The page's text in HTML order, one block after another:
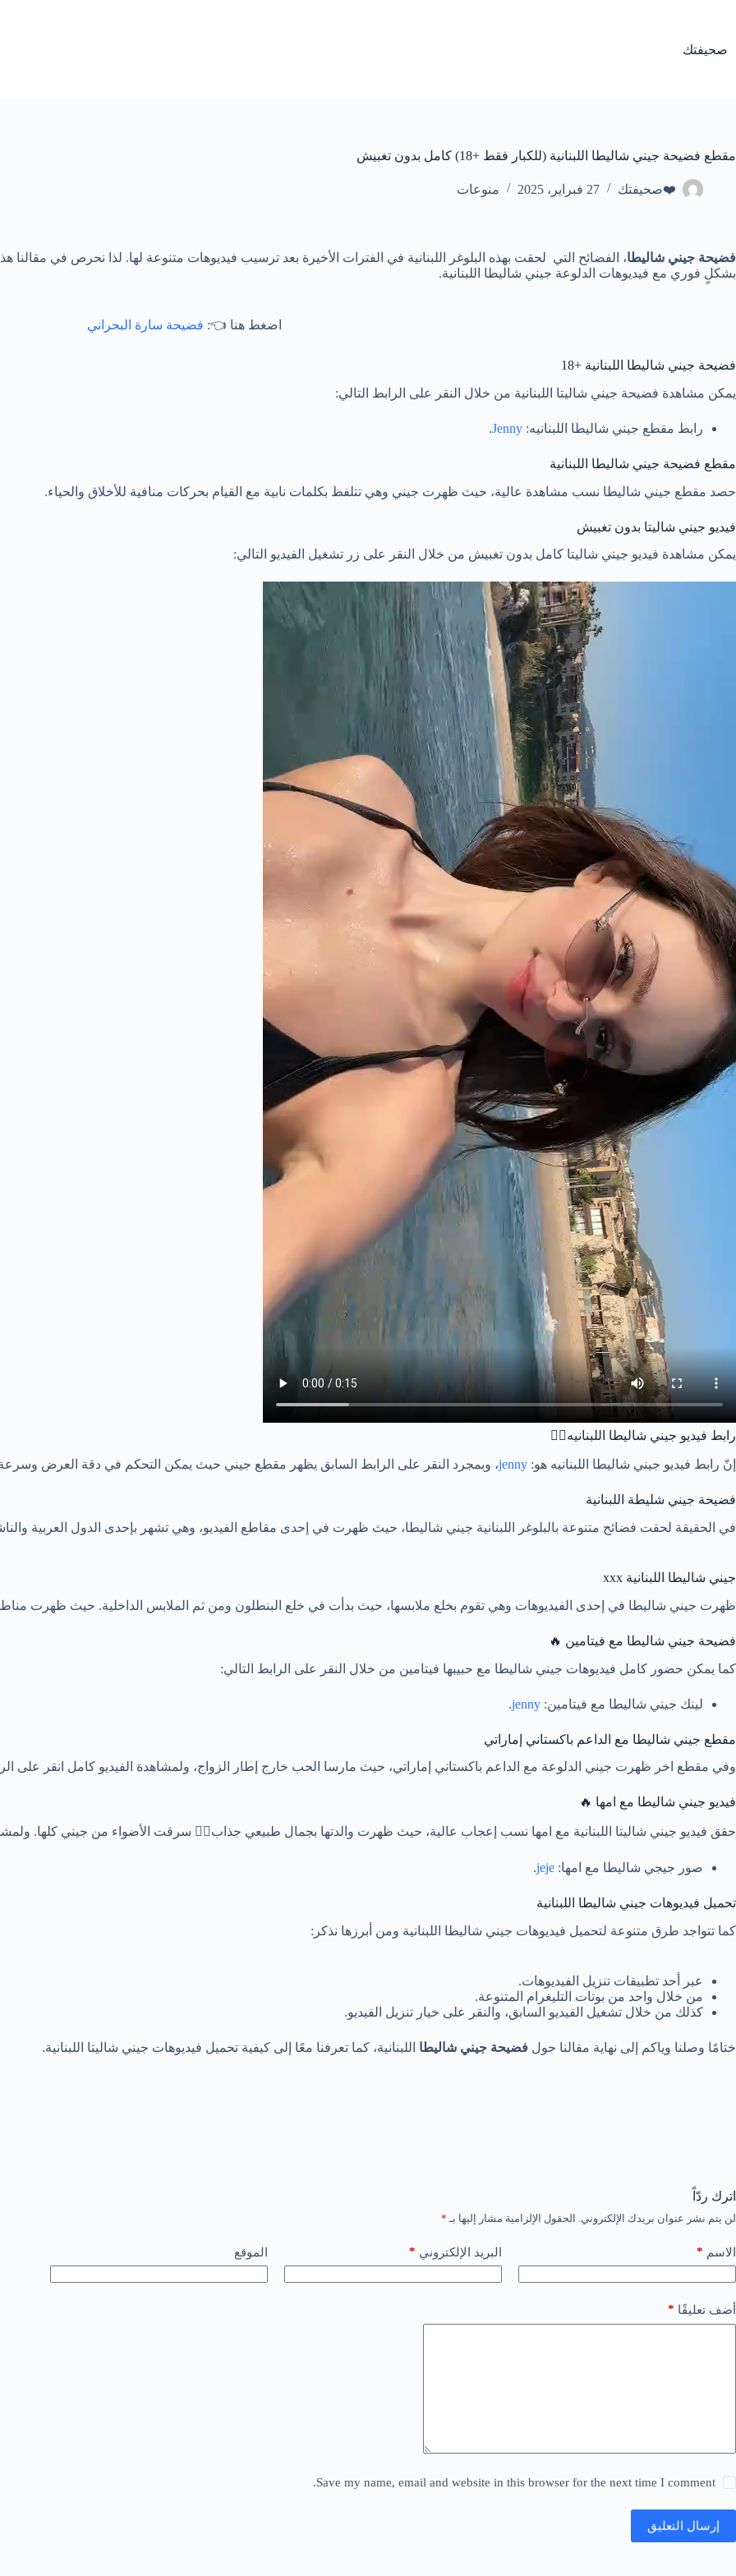
صحيفتك
مقطع فضيحة جيني شاليطا اللبنانية (للكبار فقط +18) كامل بدون تغبيش
❤️صحيفتك 27 فبراير، 2025 منوعات
فضيحة جيني شاليطا، الفضائح التي لحقت بهذه البلوغر اللبنانية في الفترات الأخيرة بعد ترسيب فيديوهات متنوعة لها. لذا نحرص في
بشكلٍ فوري مع فيديوهات الدلوعة جيني شاليطا اللبنانية.
اضغط هنا 👈: فضيحة سارة البحراني
فضيحة جيني شاليطا اللبنانية +18
يمكن مشاهدة فضيحة جيني شاليتا اللبنانية من خلال النقر على الرابط التالي:
رابط مقطع جيني شاليطا اللبنانيه: Jenny
.
مقطع فضيحة جيني شاليطا اللبنانية
حصد مقطع جيني شاليطا نسب مشاهدة عالية، حيث ظهرت جيني وهي تتلفظ بكلمات نابية مع القيام بحركات منافية للأخلاق والحياء.
فيديو جيني شاليتا بدون تغبيش
يمكن مشاهدة فيديو جيني شاليتا كامل بدون تغبيش من خلال النقر على زر تشغيل الفيديو التالي:
رابط فيديو جيني شاليطا اللبنانيه❤️‍🔥
إنّ رابط فيديو جيني شاليطا اللبنانيه هو: jenny، وبمجرد النقر على الرابط السابق يظهر مقطع جيني حيث يمكن التحكم في دقة العرض وسرعة
فضيحة جيني شليطة اللبنانية
في الحقيقة لحقت فضائح متنوعة بالبلوغر اللبنانية جيني شاليطا، حيث ظهرت في إحدى مقاطع الفيديو، وهي تشهر بإحدى الدول العربية
جيني شاليطا اللبنانية xxx
ظهرت جيني شاليطا في إحدى الفيديوهات وهي تقوم بخلع ملابسها، حيث بدأت في خلع البنطلون ومن ثم الملابس الداخلية. حيث ظهرت
فضيحة جيني شاليطا مع فيتامين 🔥
كما يمكن حضور كامل فيديوهات جيني شاليطا مع حبيبها فيتامين من خلال النقر على الرابط التالي:
لينك جيني شاليطا مع فيتامين: jenny
.
مقطع جيني شاليطا مع الداعم باكستاني إماراتي
وفي مقطع اخر ظهرت جيني الدلوعة مع الداعم باكستاني إماراتي، حيث مارسا الحب خارج إطار الزواج، ولمشاهدة الفيديو كامل انقر على
فيديو جيني شاليطا مع امها 🔥
حقق فيديو جيني شاليتا اللبنانية مع امها نسب إعجاب عالية، حيث ظهرت والدتها بجمال طبيعي جذاب❤️‍🔥 سرقت الأضواء من جيني كلها.
صور جيجي شاليطا مع امها: jeje
.
تحميل فيديوهات جيني شاليطا اللبنانية
كما تتواجد طرق متنوعة لتحميل فيديوهات جيني شاليطا اللبنانية ومن أبرزها نذكر:
عبر أحد تطبيقات تنزيل الفيديوهات.
من خلال واحد من بوتات التليغرام المتنوعة.
كذلك من خلال تشغيل الفيديو السابق، والنقر على خيار تنزيل الفيديو.
ختامًا وصلنا وياكم إلى نهاية مقالنا حول فضيحة جيني شاليطا اللبنانية، كما تعرفنا معًا إلى كيفية تحميل فيديوهات جيني شاليتا اللبنانية.
اترك ردّاً
لن يتم نشر عنوان بريدك الإلكتروني. الحقول الإلزامية مشار إليها بـ *
الاسم * البريد الإلكتروني * الموقع
أضف تعليقًا *
Save my name, email and website in this browser for the next time I comment.
إرسال التعليق